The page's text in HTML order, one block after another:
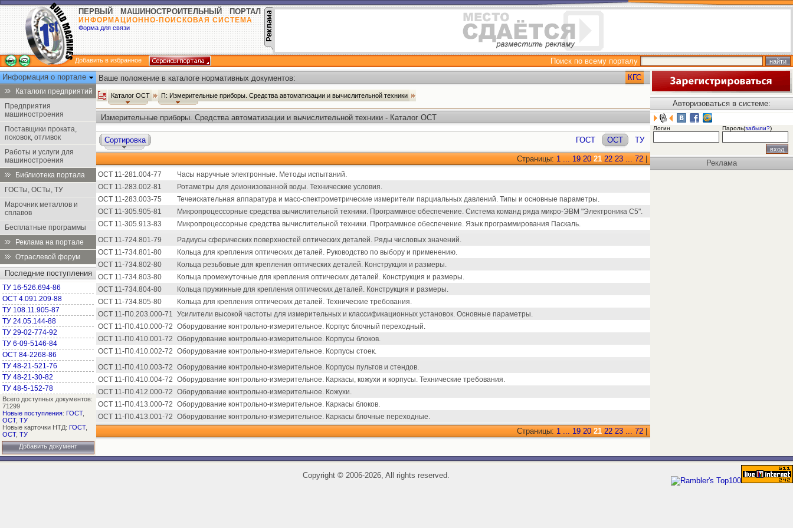
ПЕРВЫЙ МАШИНОСТРОИТЕЛЬНЫЙ ПОРТАЛ
ИНФОРМАЦИОННО-ПОИСКОВАЯ СИСТЕМА
Форма для связи
Добавить в избранное
Поиск по всему порталу
Информация о портале
Каталоги предприятий
Предприятия
машиностроения
Поставщики проката,
поковок, отливок
Работы и услуги для
машиностроения
Библиотека портала
ГОСТы, ОСТы, ТУ
Марочник металлов и
сплавов
Бесплатные программы
Реклама на портале
Отраслевой форум
Последние поступления
ТУ 16-526.694-86
ОСТ 4.091.209-88
ТУ 108.11.905-87
ТУ 24.05.144-88
ТУ 29-02-774-92
ТУ 6-09-5146-84
ОСТ 84-2268-86
ТУ 48-21-521-76
ТУ 48-21-30-82
ТУ 48-5-152-78
Всего доступных документов:
71299
Новые поступления: ГОСТ,
ОСТ, ТУ
Новые карточки НТД: ГОСТ,
ОСТ, ТУ
Добавить документ
Ваше положение в каталоге нормативных документов: КГС
Каталог ОСТ П: Измерительные приборы. Средства автоматизации и вычислительной техники
Измерительные приборы. Средства автоматизации и вычислительной техники - Каталог ОСТ
Сортировка ГОСТ ОСТ ТУ
Страницы: 1 ... 19 20 21 22 23 ... 72
ОСТ 11-281.004-77
Часы наручные электронные. Методы испытаний.
ОСТ 11-283.002-81
Ротаметры для деионизованной воды. Технические условия.
ОСТ 11-283.003-75
Течеискательная аппаратура и масс-спектрометрические измерители парциальных давлений. Типы и основные параметры.
ОСТ 11-305.905-81
Микропроцессорные средства вычислительной техники. Программное обеспечение. Система команд ряда микро-ЭВМ "Электроника С5".
ОСТ 11-305.913-83
Микропроцессорные средства вычислительной техники. Программное обеспечение. Язык программирования Паскаль.
ОСТ 11-724.801-79
Радиусы сферических поверхностей оптических деталей. Ряды числовых значений.
ОСТ 11-734.801-80
Кольца для крепления оптических деталей. Руководство по выбору и применению.
ОСТ 11-734.802-80
Кольца резьбовые для крепления оптических деталей. Конструкция и размеры.
ОСТ 11-734.803-80
Кольца промежуточные для крепления оптических деталей. Конструкция и размеры.
ОСТ 11-734.804-80
Кольца пружинные для крепления оптических деталей. Конструкция и размеры.
ОСТ 11-734.805-80
Кольца для крепления оптических деталей. Технические требования.
ОСТ 11-П0.203.000-71 Усилители высокой частоты для измерительных и классификационных установок. Основные параметры.
ОСТ 11-П0.410.000-72 Оборудование контрольно-измерительное. Корпус блочный переходный.
ОСТ 11-П0.410.001-72 Оборудование контрольно-измерительное. Корпусы блоков.
ОСТ 11-П0.410.002-72 Оборудование контрольно-измерительное. Корпусы стоек.
ОСТ 11-П0.410.003-72 Оборудование контрольно-измерительное. Корпусы пультов и стендов.
ОСТ 11-П0.410.004-72 Оборудование контрольно-измерительное. Каркасы, кожухи и корпусы. Технические требования.
ОСТ 11-П0.412.000-72 Оборудование контрольно-измерительное. Кожухи.
ОСТ 11-П0.413.000-72 Оборудование контрольно-измерительное. Каркасы блоков.
ОСТ 11-П0.413.001-72 Оборудование контрольно-измерительное. Каркасы блочные переходные.
Страницы: 1 ... 19 20 21 22 23 ... 72
Авторизоваться в системе:
Логин Пароль(забыли?)
Реклама
Copyright ©2006-2026, All rights reserved.